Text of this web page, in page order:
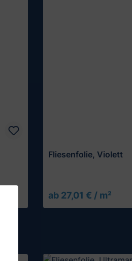
Fliesenfolie, Violett
ab 27,01 € / m²
Muster